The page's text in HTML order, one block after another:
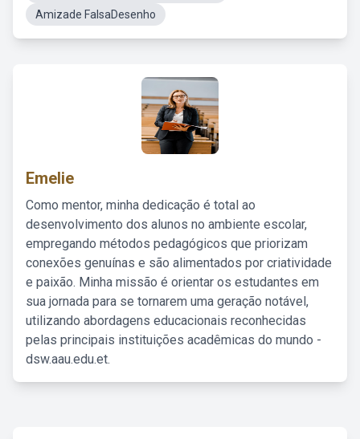
Amizade FalsaDesenho
Emelie
Como mentor, minha dedicação é total ao
desenvolvimento dos alunos no ambiente escolar,
empregando métodos pedagógicos que priorizam
conexões genuínas e são alimentados por criatividade
e paixão. Minha missão é orientar os estudantes em
sua jornada para se tornarem uma geração notável,
utilizando abordagens educacionais reconhecidas
pelas principais instituições acadêmicas do mundo -
dsw.aau.edu.et.